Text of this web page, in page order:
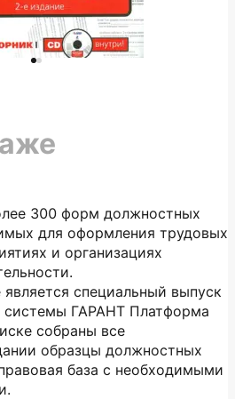
300 форм должностных
для оформления трудовых
и организациях
специальный выпуск
системы ГАРАНТ Платформа
собраны все
образцы должностных
база с необходимыми